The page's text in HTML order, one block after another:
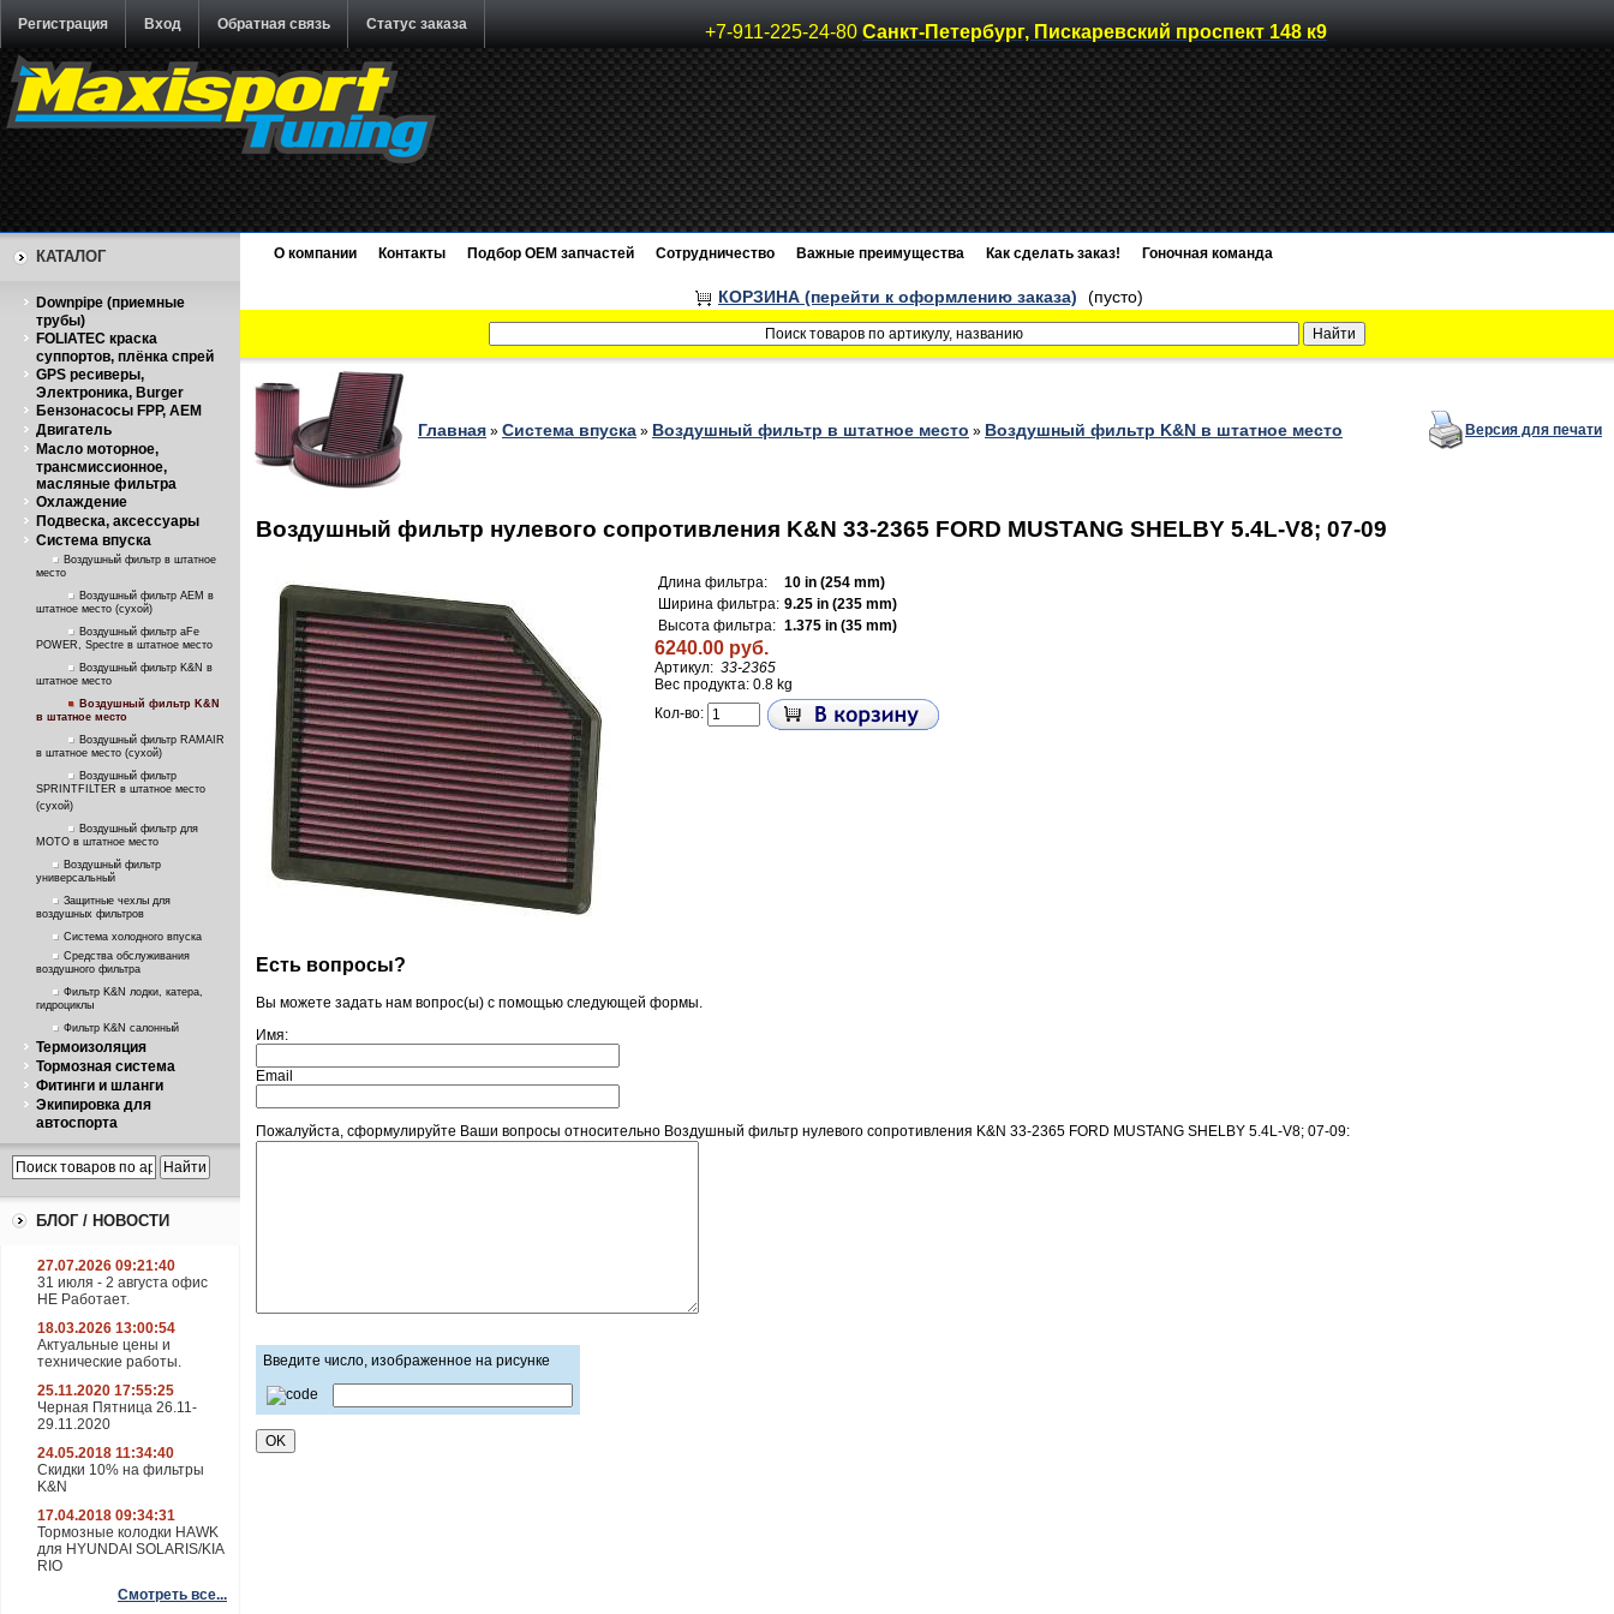
Регистрация Вход Обратная связь Статус заказа +7-911-225-24-80 Санкт-Петербург, Пискаревский проспект 148 к9
КАТАЛОГ
Downpipe (приемные
трубы)
FOLIATEC краска
суппортов, плёнка спрей
GPS ресиверы,
Электроника, Burger
Бензонасосы FPP, AEM
Двигатель
Масло моторное,
трансмиссионное,
масляные фильтра
Охлаждение
Подвеска, аксессуары
Система впуска
Воздушный фильтр в штатное
место
Воздушный фильтр AEM в
штатное место (сухой)
Воздушный фильтр aFe
POWER, Spectre в штатное место
Воздушный фильтр K&N в
штатное место
Воздушный фильтр K&N
в штатное место
Воздушный фильтр RAMAIR
в штатное место (сухой)
Воздушный фильтр
SPRINTFILTER в штатное место
(сухой)
Воздушный фильтр для
МОТО в штатное место
Воздушный фильтр
универсальный
Защитные чехлы для
воздушных фильтров
Система холодного впуска
Средства обслуживания
воздушного фильтра
Фильтр K&N лодки, катера,
гидроциклы
Фильтр K&N салонный
Термоизоляция
Тормозная система
Фитинги и шланги
Экипировка для
автоспорта
БЛОГ / НОВОСТИ
27.07.2026 09:21:40
31 июля - 2 августа офис
НЕ Работает.
18.03.2026 13:00:54
Актуальные цены и
технические работы.
25.11.2020 17:55:25
Черная Пятница 26.11-
29.11.2020
24.05.2018 11:34:40
Скидки 10% на фильтры
K&N
17.04.2018 09:34:31
Тормозные колодки HAWK
для HYUNDAI SOLARIS/KIA
RIO
Смотреть все...
О компании Контакты Подбор OEM запчастей Сотрудничество Важные преимущества Как сделать заказ! Гоночная команда
КОРЗИНА (перейти к оформлению заказа) (пусто)
Главная » Система впуска » Воздушный фильтр в штатное место » Воздушный фильтр K&N в штатное место Версия для печати
Воздушный фильтр нулевого сопротивления K&N 33-2365 FORD MUSTANG SHELBY 5.4L-V8; 07-09
Длина фильтра:
10 in (254 mm)
Ширина фильтра: 9.25 in (235 mm)
Высота фильтра: 1.375 in (35 mm)
6240.00 руб.
Артикул: 33-2365
Вес продукта: 0.8 kg
Кол-во:
Есть вопросы?
Вы можете задать нам вопрос(ы) с помощью следующей формы.
Имя:
Email
Пожалуйста, сформулируйте Ваши вопросы относительно Воздушный фильтр нулевого сопротивления K&N 33-2365 FORD MUSTANG SHELBY 5.4L-V8; 07-09:
Введите число, изображенное на рисунке